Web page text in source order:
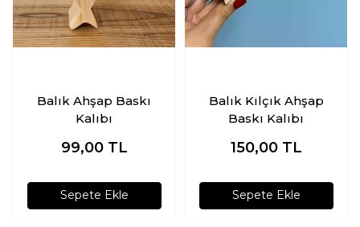
Balık Ahşap Baskı
Kalıbı
99,00 TL
Sepete Ekle
Balık Kılçık Ahşap
Baskı Kalıbı
150,00 TL
Sepete Ekle